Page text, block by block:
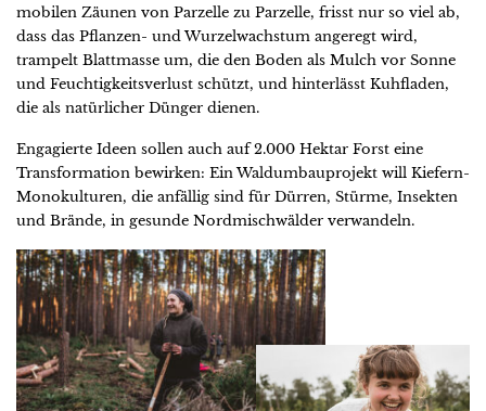
mobilen Zäunen von Parzelle zu Parzelle, frisst nur so viel ab,
dass das Pflanzen- und Wurzelwachstum angeregt wird,
trampelt Blattmasse um, die den Boden als Mulch vor Sonne
und Feuchtigkeitsverlust schützt, und hinterlässt Kuhfladen,
die als natürlicher Dünger dienen.
Engagierte Ideen sollen auch auf 2.000 Hektar Forst eine
Transformation bewirken: Ein Waldumbauprojekt will Kiefern-
Monokulturen, die anfällig sind für Dürren, Stürme, Insekten
und Brände, in gesunde Nordmischwälder verwandeln.